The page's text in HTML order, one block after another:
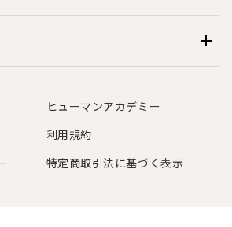
ヒューマンアカデミー
利用規約
特定商取引法に基づく表示